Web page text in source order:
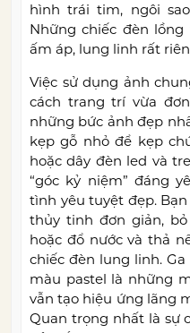
hình trái tim, ngôi
Những chiếc đèn
ấm áp, lung linh rất
Việc sử dụng ảnh
cách trang trí vừa
những bức ảnh đẹp
kẹp gỗ nhỏ để kẹp
hoặc dây đèn led và
“góc kỷ niệm” đáng
tình yêu tuyệt đẹp.
thủy tinh đơn giản,
hoặc đổ nước và thả
chiếc đèn lung linh.
màu pastel là những
vẫn tạo hiệu ứng lãng
Quan trọng nhất là sự